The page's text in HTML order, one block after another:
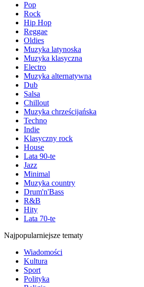
Pop
Rock
Hip Hop
Reggae
Oldies
Muzyka latynoska
Muzyka klasyczna
Electro
Muzyka alternatywna
Dub
Salsa
Chillout
Muzyka chrześcijańska
Techno
Indie
Klasyczny rock
House
Lata 90-te
Jazz
Minimal
Muzyka country
Drum'n'Bass
R&B
Hity
Lata 70-te
Najpopularniejsze tematy
Wiadomości
Kultura
Sport
Polityka